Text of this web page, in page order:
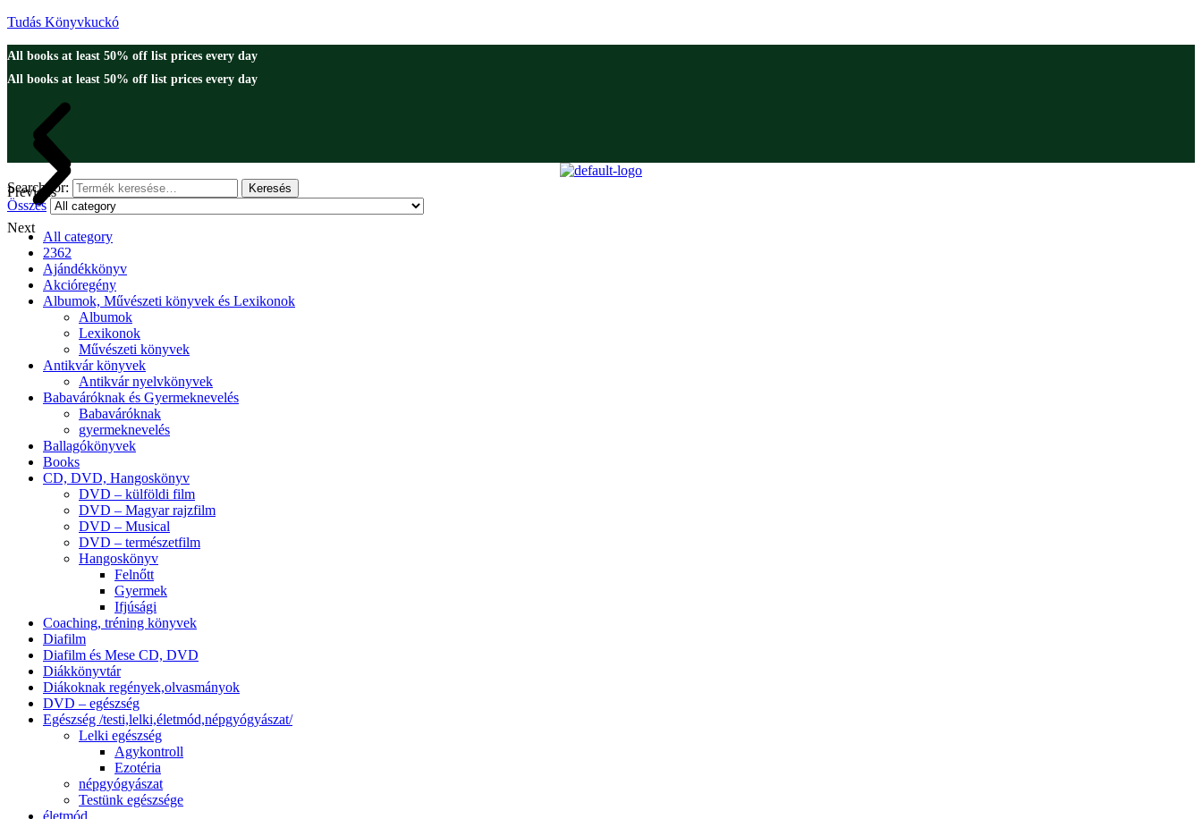
Tudás Könyvkuckó
All books at least 50% off list prices every day
All books at least 50% off list prices every day
Previous
Next
Search for: Keresés
Összes
All category
2362
Ajándékkönyv
Akcióregény
Albumok, Művészeti könyvek és Lexikonok
Albumok
Lexikonok
Művészeti könyvek
Antikvár könyvek
Antikvár nyelvkönyvek
Babaváróknak és Gyermeknevelés
Babaváróknak
gyermeknevelés
Ballagókönyvek
Books
CD, DVD, Hangoskönyv
DVD – külföldi film
DVD – Magyar rajzfilm
DVD – Musical
DVD – természetfilm
Hangoskönyv
Felnőtt
Gyermek
Ifjúsági
Coaching, tréning könyvek
Diafilm
Diafilm és Mese CD, DVD
Diákkönyvtár
Diákoknak regények,olvasmányok
DVD – egészség
Egészség /testi,lelki,életmód,népgyógyászat/
Lelki egészség
Agykontroll
Ezotéria
népgyógyászat
Testünk egészsége
életmód